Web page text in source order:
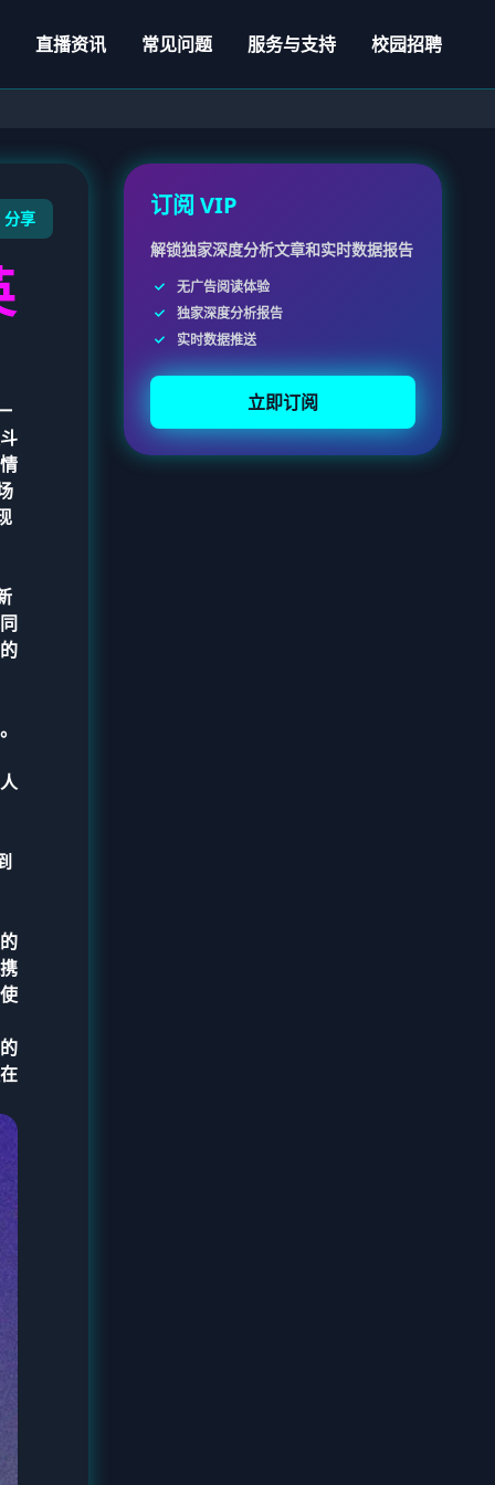
直播资讯 常见问题 服务与支持 校园招聘
分享 订阅 VIP
解锁独家深度分析文章和实时数据报告
无广告阅读体验
独家深度分析报告
实时数据推送
立即订阅